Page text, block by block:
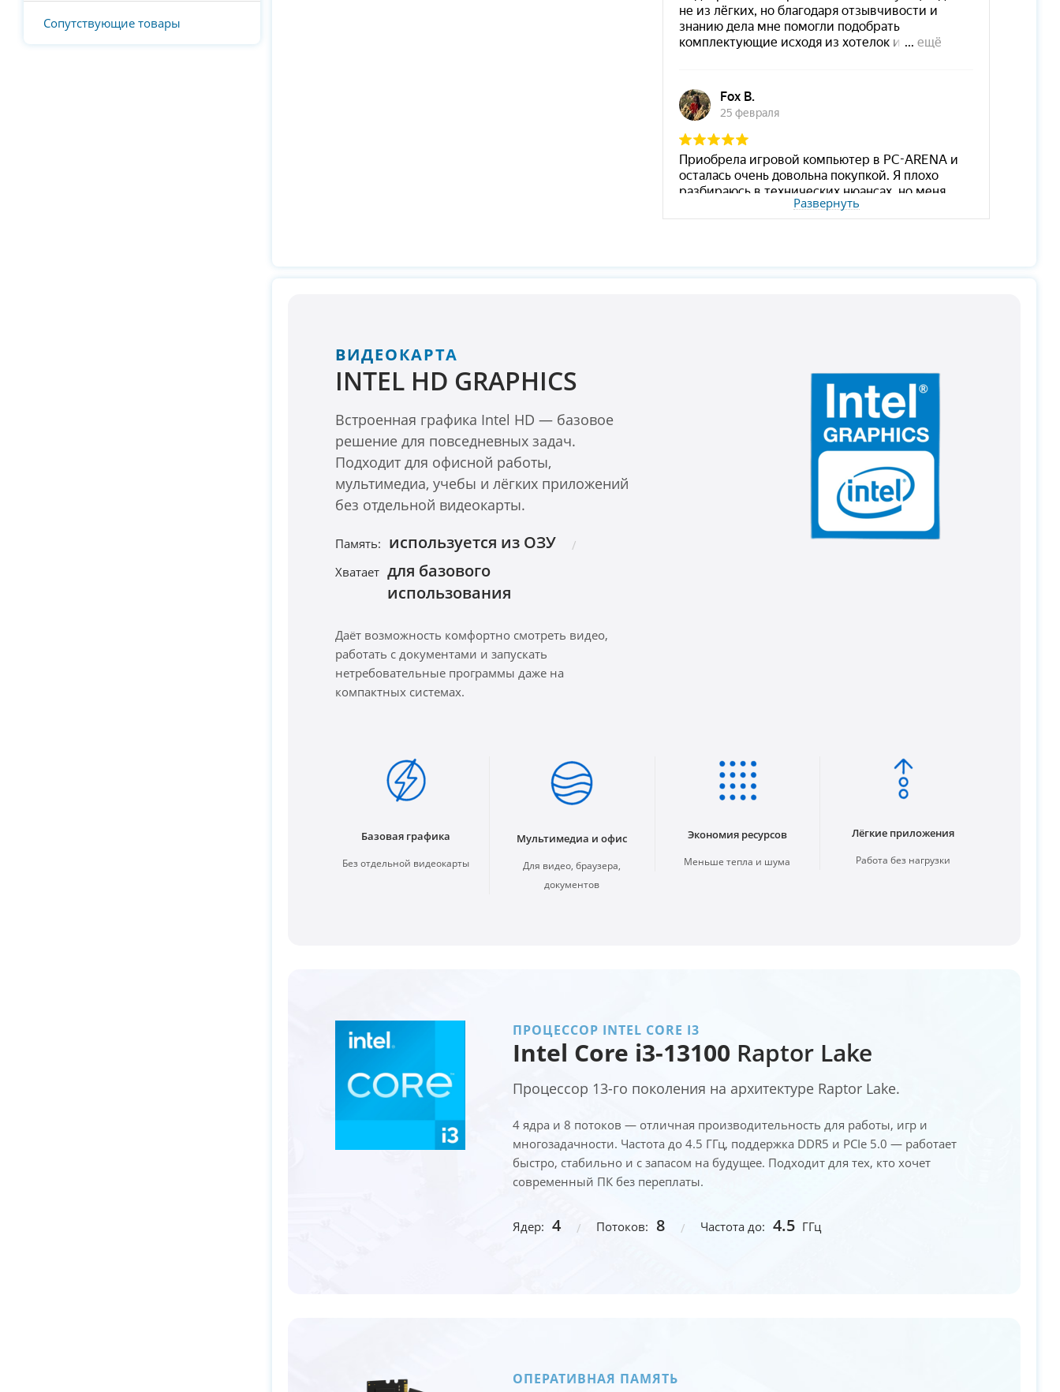
Сопутствующие товары
PC-Arena на карте Москвы — Яндекс Карты
Развернуть
ВИДЕОКАРТА
INTEL HD GRAPHICS
Встроенная графика Intel HD — базовое
решение для повседневных задач.
Подходит для офисной работы,
мультимедиа, учебы и лёгких приложений
без отдельной видеокарты.
Память: используется из ОЗУ
Хватает для базового
использования
Даёт возможность комфортно смотреть видео,
работать с документами и запускать
нетребовательные программы даже на
компактных системах.
Базовая графика
Без отдельной видеокарты
Мультимедиа и офис
Для видео, браузера,
документов
Экономия ресурсов
Меньше тепла и шума
Лёгкие приложения
Работа без нагрузки
ПРОЦЕССОР INTEL CORE I3
Intel Core i3-13100 Raptor Lake
Процессор 13-го поколения на архитектуре Raptor Lake.
4 ядра и 8 потоков — отличная производительность для работы, игр и
многозадачности. Частота до 4.5 ГГц, поддержка DDR5 и PCIe 5.0 — работает
быстро, стабильно и с запасом на будущее. Подходит для тех, кто хочет
современный ПК без переплаты.
Ядер: 4 Потоков: 8 Частота до: 4.5 ГГц
ОПЕРАТИВНАЯ ПАМЯТЬ